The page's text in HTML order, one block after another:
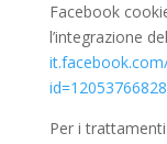
Facebook
l’integrazione
Per i